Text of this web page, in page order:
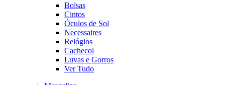
Bolsas
Cintos
Óculos de Sol
Necessaires
Relógios
Cachecol
Luvas e Gorros
Ver Tudo